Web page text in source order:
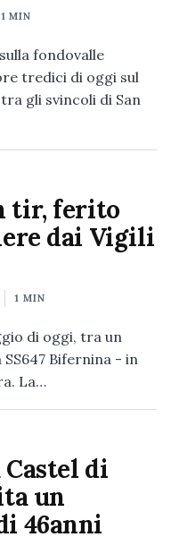
1 MIN
fondovalle
tredici di oggi sul
gli svincoli di San
tir, ferito
dai Vigili
1 MIN
di oggi, tra un
Bifernina - in
La…
di
un
46anni